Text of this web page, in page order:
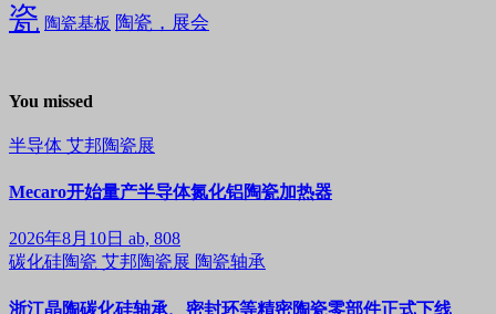
瓷 陶瓷基板 陶瓷，展会
You missed
半导体 艾邦陶瓷展
Mecaro开始量产半导体氮化铝陶瓷加热器
2026年8月10日 ab, 808
碳化硅陶瓷 艾邦陶瓷展 陶瓷轴承
浙江晶陶碳化硅轴承、密封环等精密陶瓷零部件正式下线